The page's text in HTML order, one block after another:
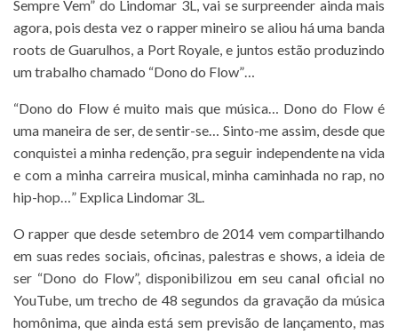
Sempre Vem” do Lindomar 3L, vai se surpreender ainda mais
agora, pois desta vez o rapper mineiro se aliou há uma banda
roots de Guarulhos, a Port Royale, e juntos estão produzindo
um trabalho chamado “Dono do Flow”…
“Dono do Flow é muito mais que música… Dono do Flow é
uma maneira de ser, de sentir-se… Sinto-me assim, desde que
conquistei a minha redenção, pra seguir independente na vida
e com a minha carreira musical, minha caminhada no rap, no
hip-hop…” Explica Lindomar 3L.
O rapper que desde setembro de 2014 vem compartilhando
em suas redes sociais, oficinas, palestras e shows, a ideia de
ser “Dono do Flow”, disponibilizou em seu canal oficial no
YouTube, um trecho de 48 segundos da gravação da música
homônima, que ainda está sem previsão de lançamento, mas